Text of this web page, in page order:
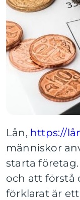
Lån, https://
människor
starta
och att förstå
förklarat är